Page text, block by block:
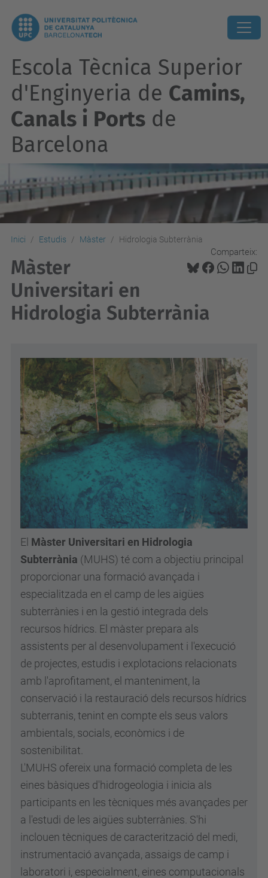
Escola Tècnica Superior
d'Enginyeria de Camins,
Canals i Ports de
Barcelona
Inici Estudis Màster Hidrologia Subterrània
Comparteix:
Màster
Universitari en
Hidrologia Subterrània
El Màster Universitari en Hidrologia
Subterrània (MUHS) té com a objectiu principal
proporcionar una formació avançada i
especialitzada en el camp de les aigües
subterrànies i en la gestió integrada dels
recursos hídrics. El màster prepara als
assistents per al desenvolupament i l'execució
de projectes, estudis i explotacions relacionats
amb l'aprofitament, el manteniment, la
conservació i la restauració dels recursos hídrics
subterranis, tenint en compte els seus valors
ambientals, socials, econòmics i de
sostenibilitat.
L'MUHS ofereix una formació completa de les
eines bàsiques d'hidrogeologia i inicia als
participants en les tècniques més avançades per
a l'estudi de les aigües subterrànies. S'hi
inclouen tècniques de caracterització del medi,
instrumentació avançada, assaigs de camp i
laboratori i, especialment, eines computacionals